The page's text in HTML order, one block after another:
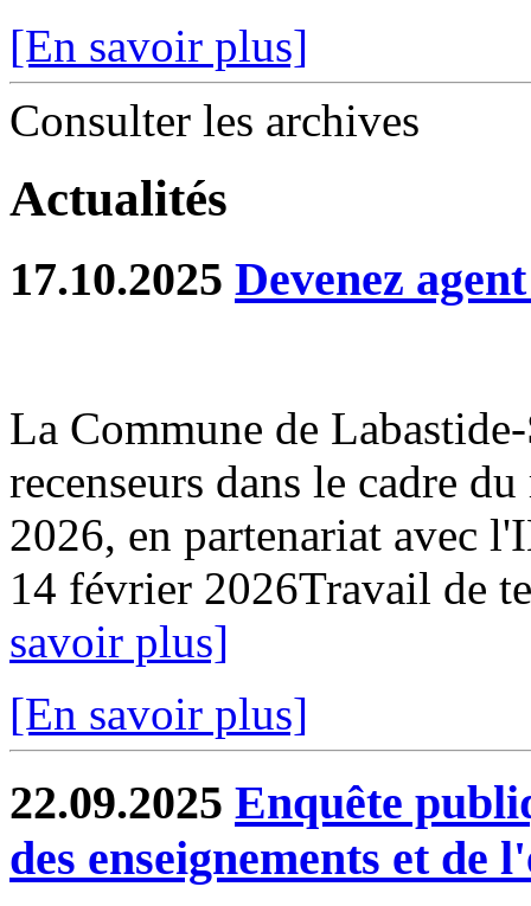
[En savoir plus]
Consulter les archives
Actualités
17.10.2025 Devenez
La Commune de
recenseurs dans le cadre
2026, en partenariat avec
14 février 2026Travail de
savoir plus]
[En savoir plus]
22.09.2025 Enquête
des enseignements et